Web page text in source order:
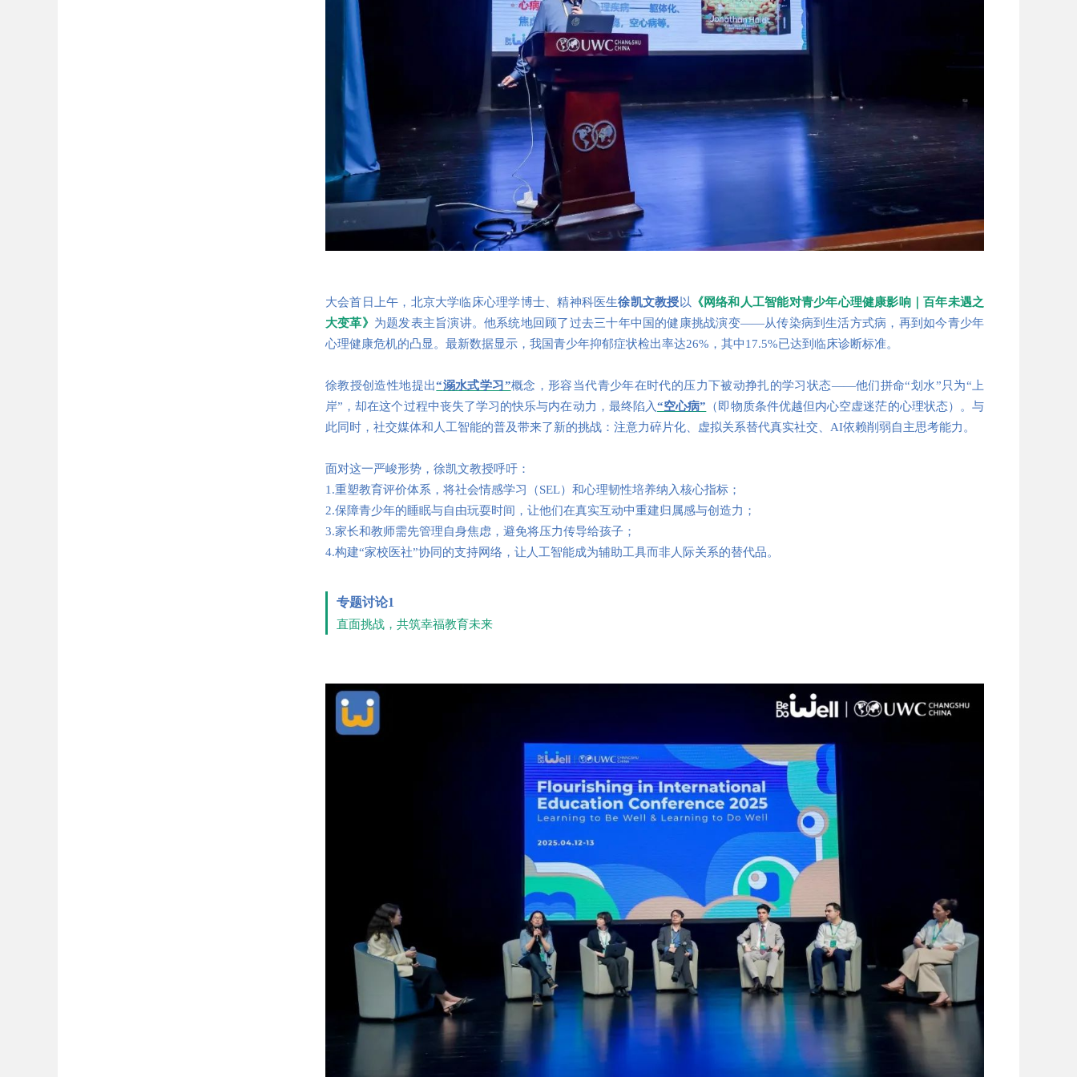
大会首日上午，北京大学临床心理学博士、精神科医生徐凯文教授以 《网络和人工智能对青少年心理健康影响｜百年未遇之
大变革》 为题发表主旨演讲。他系统地回顾了过去三十年中国的健康挑战演变——从传染病到生活方式病，再到如今青少年
心理健康危机的凸显。最新数据显示，我国青少年抑郁症状检出率达26%，其中17.5%已达到临床诊断标准。
徐教授创造性地提出“溺水式学习”概念，形容当代青少年在时代的压力下被动挣扎的学习状态——他们拼命“划水”只为“上
岸”，却在这个过程中丧失了学习的快乐与内在动力，最终陷入“空心病” （即物质条件优越但内心空虚迷茫的心理状态）。与
此同时，社交媒体和人工智能的普及带来了新的挑战：注意力碎片化、虚拟关系替代真实社交、AI依赖削弱自主思考能力。
面对这一严峻形势，徐凯文教授呼吁：
1.重塑教育评价体系，将社会情感学习（SEL）和心理韧性培养纳入核心指标；
2.保障青少年的睡眠与自由玩耍时间，让他们在真实互动中重建归属感与创造力；
3.家长和教师需先管理自身焦虑，避免将压力传导给孩子；
4.构建“家校医社”协同的支持网络，让人工智能成为辅助工具而非人际关系的替代品。
专题讨论1
直面挑战，共筑幸福教育未来